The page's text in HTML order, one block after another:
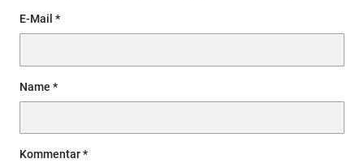
E-Mail
Name
Kommentar